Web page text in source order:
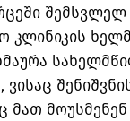
შემსვლელ
კლინიკის
მათ